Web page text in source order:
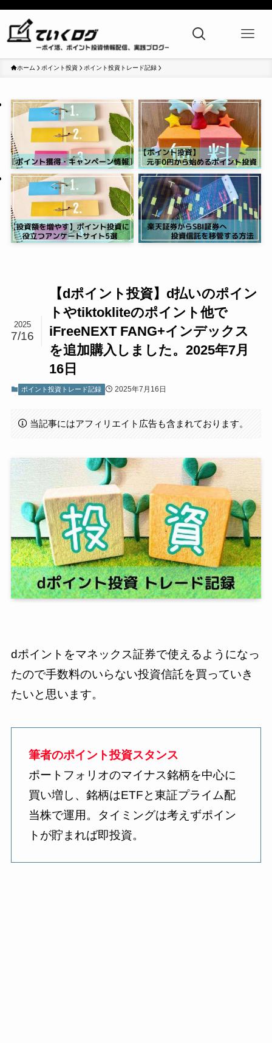
ホーム ポイント投資 ポイント投資トレード記録
【dポイント投資】d払いのポイン
トやtiktokliteのポイント他で
iFreeNEXT FANG+インデックス
を追加購入しました。2025年7月
16日
2025
7/16
ポイント投資トレード記録 2025年7月16日
当記事にはアフィリエイト広告も含まれております。
dポイントをマネックス証券で使えるようになっ
たので手数料のいらない投資信託を買っていき
たいと思います。
筆者のポイント投資スタンス
ポートフォリオのマイナス銘柄を中心に
買い増し、銘柄はETFと東証プライム配
当株で運用。タイミングは考えずポイン
トが貯まれば即投資。